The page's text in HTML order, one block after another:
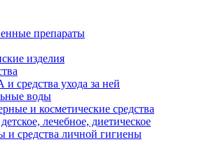
препараты
изделия
средства ухода за ней
воды
и косметические средства
лечебное, диетическое
и средства личной гигиены